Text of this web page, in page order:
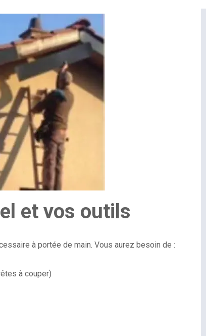
et vos outils
à portée de main. Vous aurez besoin de :
à couper)